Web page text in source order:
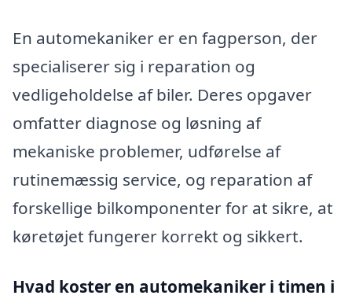
En automekaniker er en fagperson, der
specialiserer sig i reparation og
vedligeholdelse af biler. Deres opgaver
omfatter diagnose og løsning af
mekaniske problemer, udførelse af
rutinemæssig service, og reparation af
forskellige bilkomponenter for at sikre, at
køretøjet fungerer korrekt og sikkert.
Hvad koster en automekaniker i timen i